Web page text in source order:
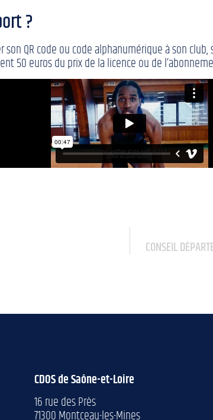
?
QR code ou code alphanumérique à son
50 euros du prix de la licence ou de
CONSEIL
CDOS de Saône-et-Loire
16 rue des Près
71300 Montceau-les-Mines